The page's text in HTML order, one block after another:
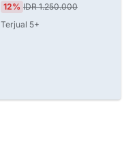
12% IDR 1.250.000
Terjual 5+